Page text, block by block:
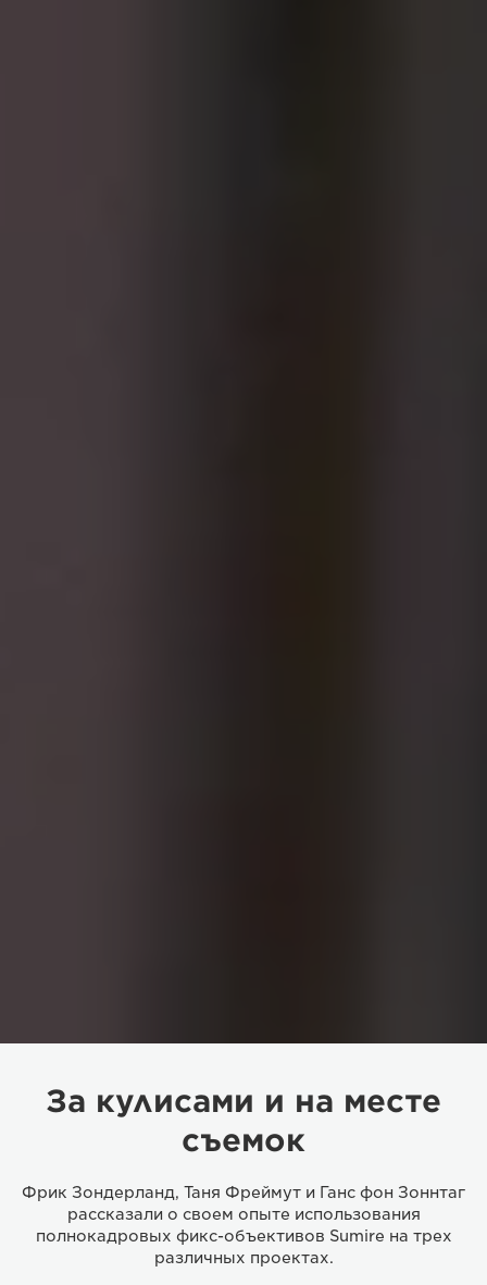
За кулисами и на месте
съемок
Фрик Зондерланд, Таня Фреймут и Ганс фон Зоннтаг
рассказали о своем опыте использования
полнокадровых фикс-объективов Sumire на трех
различных проектах.